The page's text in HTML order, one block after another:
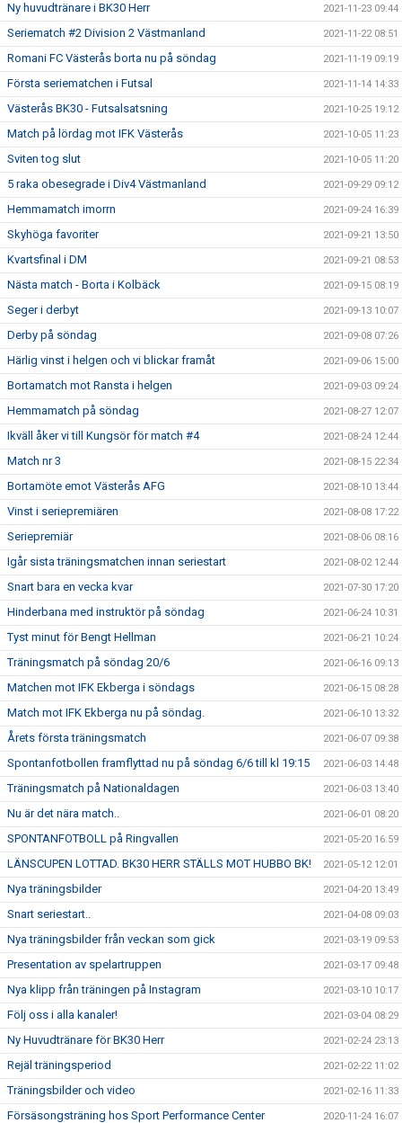
Ny huvudtränare i BK30 Herr 2021-11-23 09:44
Seriematch #2 Division 2 Västmanland 2021-11-22 08:51
Romani FC Västerås borta nu på söndag 2021-11-19 09:19
Första seriematchen i Futsal 2021-11-14 14:33
Västerås BK30 - Futsalsatsning 2021-10-25 19:12
Match på lördag mot IFK Västerås 2021-10-05 11:23
Sviten tog slut 2021-10-05 11:20
5 raka obesegrade i Div4 Västmanland 2021-09-29 09:12
Hemmamatch imorrn 2021-09-24 16:39
Skyhöga favoriter 2021-09-21 13:50
Kvartsfinal i DM 2021-09-21 08:53
Nästa match - Borta i Kolbäck 2021-09-15 08:19
Seger i derbyt 2021-09-13 10:07
Derby på söndag 2021-09-08 07:26
Härlig vinst i helgen och vi blickar framåt 2021-09-06 15:00
Bortamatch mot Ransta i helgen 2021-09-03 09:24
Hemmamatch på söndag 2021-08-27 12:07
Ikväll åker vi till Kungsör för match #4 2021-08-24 12:44
Match nr 3 2021-08-15 22:34
Bortamöte emot Västerås AFG 2021-08-10 13:44
Vinst i seriepremiären 2021-08-08 17:22
Seriepremiär 2021-08-06 08:16
Igår sista träningsmatchen innan seriestart 2021-08-02 12:44
Snart bara en vecka kvar 2021-07-30 17:20
Hinderbana med instruktör på söndag 2021-06-24 10:31
Tyst minut för Bengt Hellman 2021-06-21 10:24
Träningsmatch på söndag 20/6 2021-06-16 09:13
Matchen mot IFK Ekberga i söndags 2021-06-15 08:28
Match mot IFK Ekberga nu på söndag. 2021-06-10 13:32
Årets första träningsmatch 2021-06-07 09:38
Spontanfotbollen framflyttad nu på söndag 6/6 till kl 19:15 2021-06-03 14:48
Träningsmatch på Nationaldagen 2021-06-03 13:40
Nu är det nära match.. 2021-06-01 08:20
SPONTANFOTBOLL på Ringvallen 2021-05-20 16:59
LÄNSCUPEN LOTTAD. BK30 HERR STÄLLS MOT HUBBO BK! 2021-05-12 12:01
Nya träningsbilder 2021-04-20 13:49
Snart seriestart.. 2021-04-08 09:03
Nya träningsbilder från veckan som gick 2021-03-19 09:53
Presentation av spelartruppen 2021-03-17 09:48
Nya klipp från träningen på Instagram 2021-03-10 10:17
Följ oss i alla kanaler! 2021-03-04 08:29
Ny Huvudtränare för BK30 Herr 2021-02-24 23:13
Rejäl träningsperiod 2021-02-22 11:02
Träningsbilder och video 2021-02-16 11:33
Försäsongsträning hos Sport Performance Center 2020-11-24 16:07